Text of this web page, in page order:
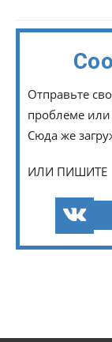
Отправьте
проблеме
Сюда же
ИЛИ ПИШИТЕ